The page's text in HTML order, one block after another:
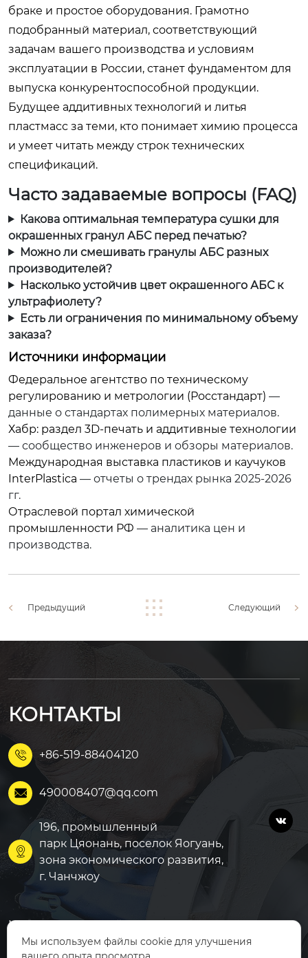
браке и простое оборудования. Грамотно
подобранный материал, соответствующий
задачам вашего производства и условиям
эксплуатации в России, станет фундаментом для
выпуска конкурентоспособной продукции.
Будущее аддитивных технологий и литья
пластмасс за теми, кто понимает химию процесса
и умеет читать между строк технических
спецификаций.
Часто задаваемые вопросы (FAQ)
Какова оптимальная температура сушки для
окрашенных гранул АБС перед печатью?
Можно ли смешивать гранулы АБС разных
производителей?
Насколько устойчив цвет окрашенного АБС к
ультрафиолету?
Есть ли ограничения по минимальному объему
заказа?
Источники информации
Федеральное агентство по техническому
регулированию и метрологии (Росстандарт) —
данные о стандартах полимерных материалов.
Хабр: раздел 3D-печать и аддитивные технологии
— сообщество инженеров и обзоры материалов.
Международная выставка пластиков и каучуков
InterPlastica — отчеты о трендах рынка 2025-2026
гг.
Отраслевой портал химической
промышленности РФ — аналитика цен и
производства.
Предыдущий Следующий
КОНТАКТЫ
 +86-519-88404120
 490008407@qq.com

196, промышленный
парк Цяонань, поселок Яогуань,
зона экономического развития,
г. Чанчжоу

Модифицированный АБ
Главная
Продукция
Мы используем файлы cookie для улучшения